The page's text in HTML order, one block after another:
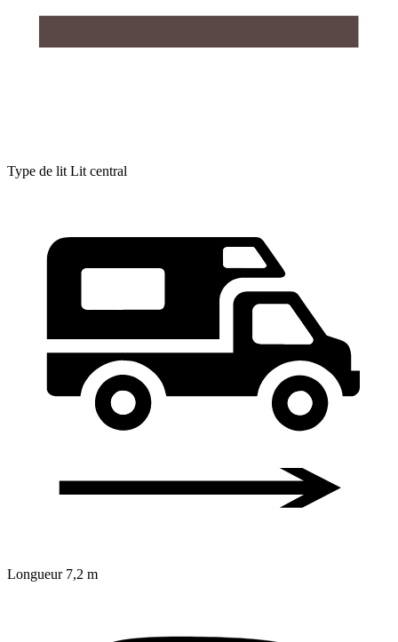
Type de lit Lit central
Longueur 7,2 m